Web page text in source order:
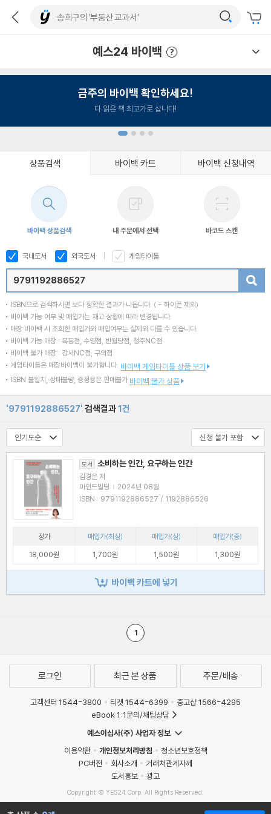
예스24 바이백
금주의 바이백 확인하세요!
다 읽은 책 최고가로 삽니다!
상품검색 바이백 카트 바이백 신청내역
바이백 상품검색 내 주문에서 선택 바코드 스캔
국내도서 외국도서 게임타이틀
ISBN으로 검색하시면 보다 정확한 결과가 나옵니다. ( - 하이픈 제외)
바이백 가능 여부 및 매입가는 재고 상황에 따라 변경됩니다.
매장 바이백 시 조회한 매입가와 매입여부는 실제와 다를 수 있습니다.
바이백 가능 매장 : 목동점, 수영점, 반월당점, 청주NC점
바이백 불가 매장 : 강서NC점, 구의점
게임타이틀은 매장바이백이 불가합니다. 바이백 게임타이틀 상품 보기
ISBN 불일치, 상태불량, 증정용은 판매불가 바이백 불가 상품
'9791192886527' 검색결과1건
도서 소비하는 인간, 요구하는 인간
김경은 저
마인드빌딩 | 2024년 08월
ISBN : 9791192886527 / 1192886526
정가 매입가(최상) 매입가(상)
매입가(중)
18,000원
1,700원 1,500원 1,300원
바이백 카트에 넣기
1
로그인 최근 본 상품 주문/배송
고객센터 1544-3800 티켓 1544-6399
중고샵 1566-4295
eBook 1:1문의/채팅상담
예스이십사(주) 사업자 정보
이용약관
개인정보처리방침
청소년보호정책
PC버전
회사소개
거래처관계자께
도서홍보
광고
Copyright © YES24 Corp. All Rights Reserved.
MATOM16